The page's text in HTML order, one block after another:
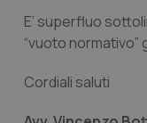
E’ superfluo
“vuoto normativo”
Cordiali saluti